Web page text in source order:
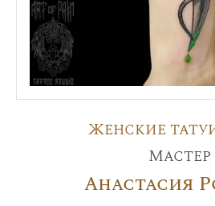
Женские
Мастер
Анастасия